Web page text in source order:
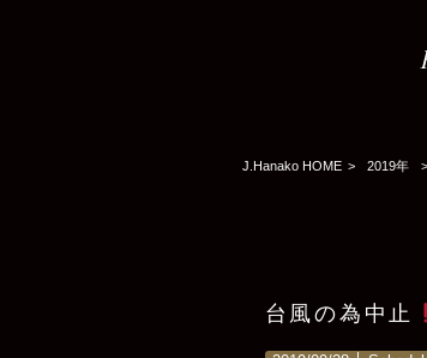
J.Hanako HOME > 2019年 >
台風の為中止